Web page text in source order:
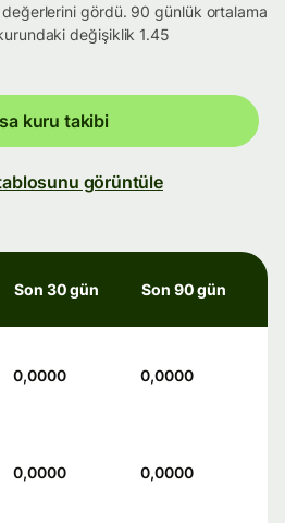
gördü. 90 günlük ortalama
değişiklik 1.45
kuru takibi
görüntüle
Son 30 gün Son 90 gün
0,0000 0,0000
0,0000 0,0000